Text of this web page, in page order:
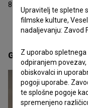
8 nagrad
Galerija(19)
Upravitelj te spletne
filmske kulture,
nadaljevanju: Zavod
Z uporabo
odpiranjem
obiskovalci in
pogoji uporabe.
te splošne pogoje
spremenjeno